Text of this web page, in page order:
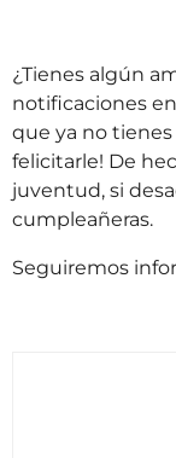
¿Tienes algún
notificaciones
que ya no
felicitarle! De
juventud, si
cumpleañeras.
Seguiremos